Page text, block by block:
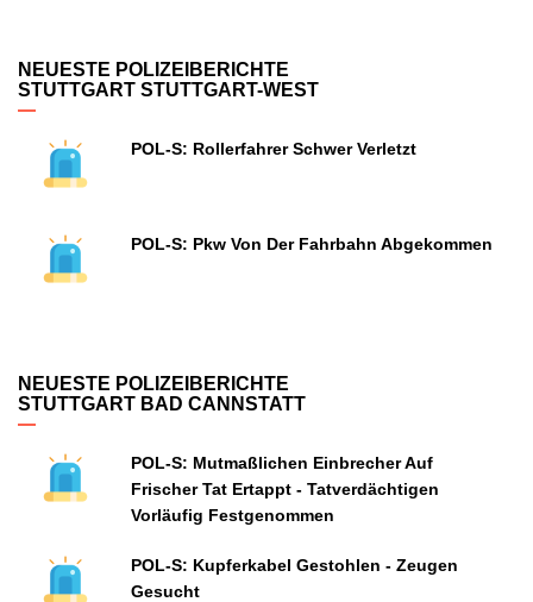
NEUESTE POLIZEIBERICHTE
STUTTGART STUTTGART-WEST
POL-S: Rollerfahrer Schwer Verletzt
POL-S: Pkw Von Der Fahrbahn Abgekommen
NEUESTE POLIZEIBERICHTE
STUTTGART BAD CANNSTATT
POL-S: Mutmaßlichen Einbrecher Auf
Frischer Tat Ertappt - Tatverdächtigen
Vorläufig Festgenommen
POL-S: Kupferkabel Gestohlen - Zeugen
Gesucht